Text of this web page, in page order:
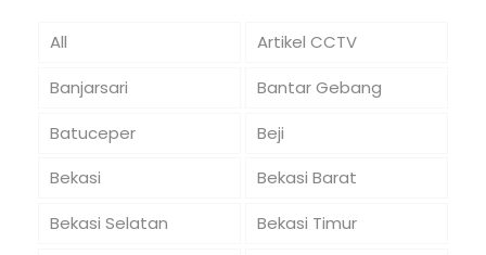
All
Artikel CCTV
Banjarsari
Bantar Gebang
Batuceper
Beji
Bekasi
Bekasi Barat
Bekasi Selatan
Bekasi Timur